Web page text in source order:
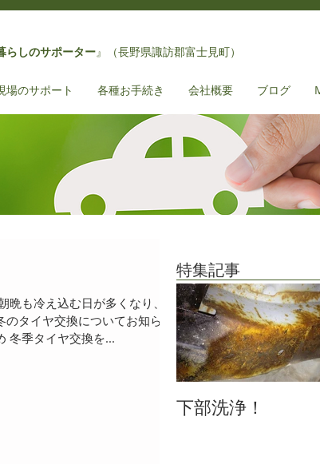
らしのサポーター』（長野県諏訪郡富士見町）
場のサポート 各種お手続き 会社概要 ブログ
晩も冷え込む日が多くなり、秋
タイヤ交換についてお知らせ
冬季タイヤ交換を...
特集記事
下部洗浄！